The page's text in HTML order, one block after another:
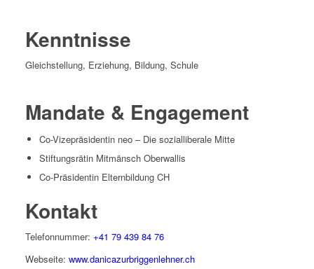
Kenntnisse
Gleichstellung, Erziehung, Bildung, Schule
Mandate & Engagement
Co-Vizepräsidentin neo – Die sozialliberale Mitte
Stiftungsrätin Mitmänsch Oberwallis
Co-Präsidentin Elternbildung CH
Kontakt
Telefonnummer: +41 79 439 84 76
Webseite: www.danicazurbriggenlehner.ch